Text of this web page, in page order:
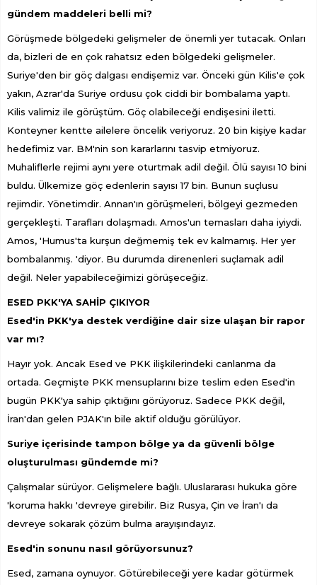
gündem maddeleri belli mi?
Görüşmede bölgedeki gelişmeler de önemli yer tutacak. Onları
da, bizleri de en çok rahatsız eden bölgedeki gelişmeler.
Suriye'den bir göç dalgası endişemiz var. Önceki gün Kilis'e çok
yakın, Azrar'da Suriye ordusu çok ciddi bir bombalama yaptı.
Kilis valimiz ile görüştüm. Göç olabileceği endişesini iletti.
Konteyner kentte ailelere öncelik veriyoruz. 20 bin kişiye kadar
hedefimiz var. BM'nin son kararlarını tasvip etmiyoruz.
Muhaliflerle rejimi aynı yere oturtmak adil değil. Ölü sayısı 10 bini
buldu. Ülkemize göç edenlerin sayısı 17 bin. Bunun suçlusu
rejimdir. Yönetimdir. Annan'ın görüşmeleri, bölgeyi gezmeden
gerçekleşti. Tarafları dolaşmadı. Amos'un temasları daha iyiydi.
Amos, 'Humus'ta kurşun değmemiş tek ev kalmamış. Her yer
bombalanmış. 'diyor. Bu durumda direnenleri suçlamak adil
değil. Neler yapabileceğimizi görüşeceğiz.
ESED PKK'YA SAHİP ÇIKIYOR
Esed'in PKK'ya destek verdiğine dair size ulaşan bir rapor
var mı?
Hayır yok. Ancak Esed ve PKK ilişkilerindeki canlanma da
ortada. Geçmişte PKK mensuplarını bize teslim eden Esed'in
bugün PKK'ya sahip çıktığını görüyoruz. Sadece PKK değil,
İran'dan gelen PJAK'ın bile aktif olduğu görülüyor.
Suriye içerisinde tampon bölge ya da güvenli bölge
oluşturulması gündemde mi?
Çalışmalar sürüyor. Gelişmelere bağlı. Uluslararası hukuka göre
'koruma hakkı 'devreye girebilir. Biz Rusya, Çin ve İran'ı da
devreye sokarak çözüm bulma arayışındayız.
Esed'in sonunu nasıl görüyorsunuz?
Esed, zamana oynuyor. Götürebileceği yere kadar götürmek